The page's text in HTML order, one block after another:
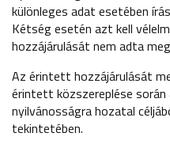
különleges adat esetében
Kétség esetén azt kell
hozzájárulását nem adta
Az érintett hozzájárulását
érintett közszereplése
nyilvánosságra hozatal
tekintetében.